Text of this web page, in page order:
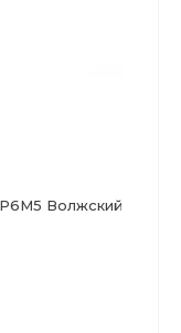
Р6М5 Волжский